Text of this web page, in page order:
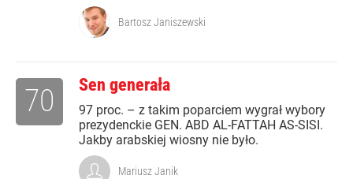
Bartosz Janiszewski
Sen generała
97 proc. – z takim poparciem wygrał wybory
prezydenckie GEN. ABD AL-FATTAH AS-SISI.
Jakby arabskiej wiosny nie było.
70
Mariusz Janik